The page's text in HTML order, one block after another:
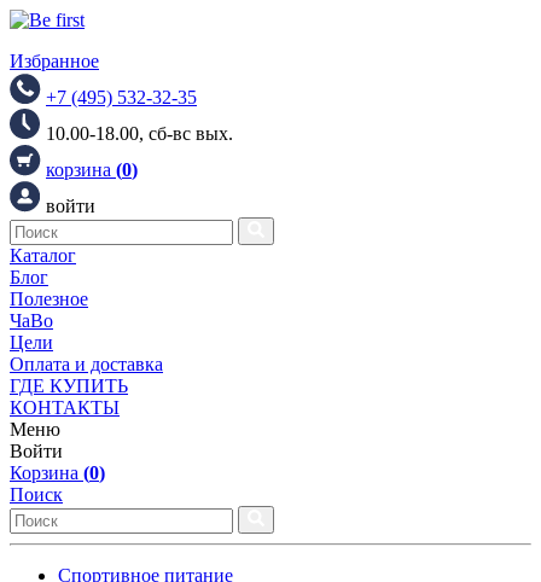
Избранное
+7 (495) 532-32-35
10.00-18.00, сб-вс вых.
корзина (0)
войти
Каталог
Блог
Полезное
ЧаВо
Цели
Оплата и доставка
ГДЕ КУПИТЬ
КОНТАКТЫ
Меню
Войти
Корзина (0)
Поиск
Спортивное питание